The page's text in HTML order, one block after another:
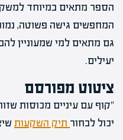
הספר מתאים במיוחד
המחפשים גישה פשוטה,
גם מתאים למי שמעוניין
יעילים.
ציטוט מפורסם
"קוף עם עיניים מכוסות
יכול לבחור תיק השקעות